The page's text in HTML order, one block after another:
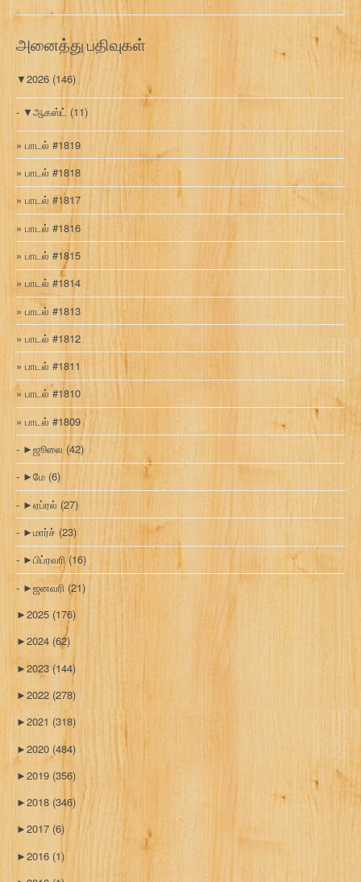
வ
அனைத்து பதிவுகள்
▼2026 (146)
▼ஆகஸ்ட் (11)
பாடல் #1819
பாடல் #1818
பாடல் #1817
பாடல் #1816
பாடல் #1815
பாடல் #1814
பாடல் #1813
பாடல் #1812
பாடல் #1811
பாடல் #1810
பாடல் #1809
►ஜூலை(42)
►மே (6)
►ஏப்ரல் (27)
►மார்ச் (23)
►பிப்ரவரி(16)
►ஜனவரி (21)
►2025 (176)
►2024 (62)
►2023(144)
►2022 (278)
►2021 (318)
►2020 (484)
►2019 (356)
►2018 (346)
►2017 (6)
►2016 (1)